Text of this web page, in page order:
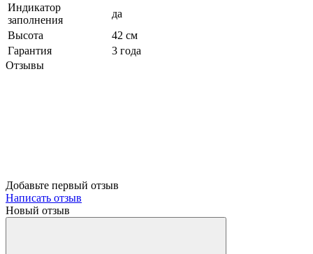
Индикатор
заполнения
да
Высота
42 см
Гарантия
3 года
Отзывы
Добавьте первый отзыв
Написать отзыв
Новый отзыв